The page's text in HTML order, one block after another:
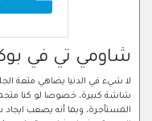
شاومي تي في
لا شيء في الدنيا يضاهي متعة
شاشة كبيرة، خصوصا لو كنا
المستأجرة، وبما أنه يصعب